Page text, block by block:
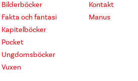
Bilderböcker
Fakta och fantasi
Kapitelböcker
Pocket
Ungdomsböcker
Vuxen
Kontakt
Manus